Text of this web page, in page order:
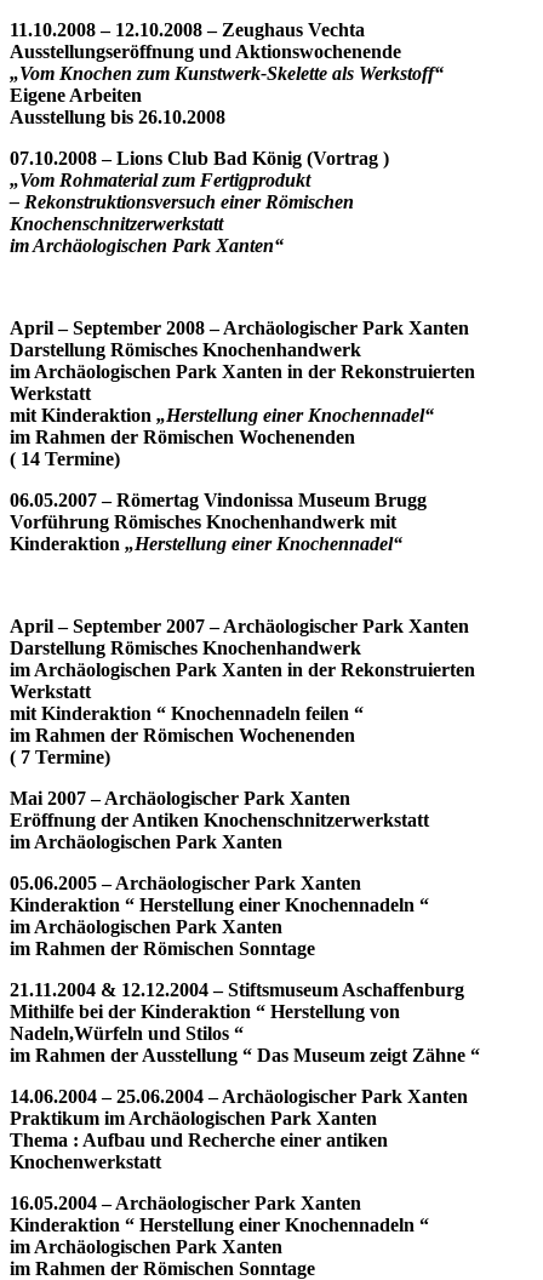
11.10.2008 – 12.10.2008 – Zeughaus Vechta
Ausstellungseröffnung und Aktionswochenende
„Vom Knochen zum Kunstwerk-Skelette als Werkstoff“
Eigene Arbeiten
Ausstellung bis 26.10.2008
07.10.2008 – Lions Club Bad König (Vortrag )
„Vom Rohmaterial zum Fertigprodukt
– Rekonstruktionsversuch einer Römischen
Knochenschnitzerwerkstatt
im Archäologischen Park Xanten“
April – September 2008 –Archäologischer Park Xanten
Darstellung Römisches Knochenhandwerk
im Archäologischen Park Xanten in der Rekonstruierten
Werkstatt
mit Kinderaktion „Herstellung einer Knochennadel“
im Rahmen der Römischen Wochenenden
( 14 Termine)
06.05.2007 – Römertag Vindonissa Museum Brugg
Vorführung Römisches Knochenhandwerk mit
Kinderaktion „Herstellung einer Knochennadel“
April – September 2007 – Archäologischer Park Xanten
Darstellung Römisches Knochenhandwerk
im Archäologischen Park Xanten in der Rekonstruierten
Werkstatt
mit Kinderaktion “ Knochennadeln feilen “
im Rahmen der Römischen Wochenenden
( 7 Termine)
Mai 2007 –Archäologischer Park Xanten
Eröffnung der Antiken Knochenschnitzerwerkstatt
im Archäologischen Park Xanten
05.06.2005 –Archäologischer Park Xanten
Kinderaktion “ Herstellung einer Knochennadeln “
im Archäologischen Park Xanten
im Rahmen der Römischen Sonntage
21.11.2004 & 12.12.2004 – Stiftsmuseum Aschaffenburg
Mithilfe bei der Kinderaktion “ Herstellung von
Nadeln,Würfeln und Stilos “
im Rahmen der Ausstellung “ Das Museum zeigt Zähne “
14.06.2004 – 25.06.2004–Archäologischer Park Xanten
Praktikum im Archäologischen Park Xanten
Thema : Aufbau und Recherche einer antiken
Knochenwerkstatt
16.05.2004 –Archäologischer Park Xanten
Kinderaktion “ Herstellung einer Knochennadeln “
im Archäologischen Park Xanten
im Rahmen der Römischen Sonntage